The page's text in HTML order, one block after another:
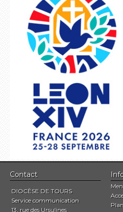
Contact
DIOCÈSE DE TOURS
Service communication
13, rue des Ursulines